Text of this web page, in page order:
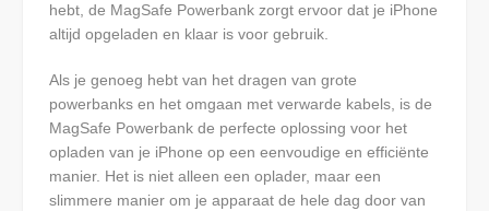
hebt, de MagSafe Powerbank zorgt ervoor dat je iPhone
altijd opgeladen en klaar is voor gebruik.
Als je genoeg hebt van het dragen van grote
powerbanks en het omgaan met verwarde kabels, is de
MagSafe Powerbank de perfecte oplossing voor het
opladen van je iPhone op een eenvoudige en efficiënte
manier. Het is niet alleen een oplader, maar een
slimmere manier om je apparaat de hele dag door van